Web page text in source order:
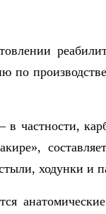
по
ходунки и